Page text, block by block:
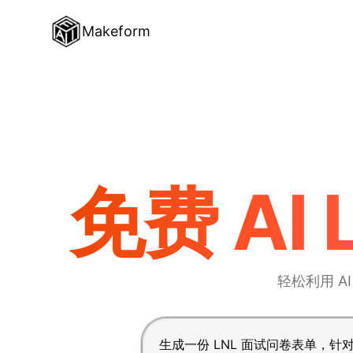
Makeform
免费 AI
轻松利用
按 Enter 提交，Shift+Enter 换行